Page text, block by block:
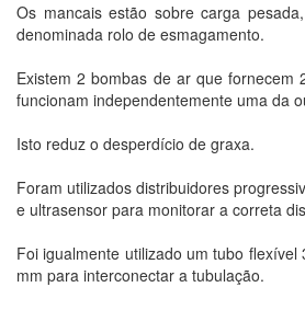
Os mancais estão sobre carga
denominada rolo de esmagamento.
Existem 2 bombas de ar que fornecem
funcionam independentemente uma da
Isto reduz o desperdício de graxa.
Foram utilizados distribuidores
e ultrasensor para monitorar a correta
Foi igualmente utilizado um tubo flexível
mm para interconectar a tubulação.